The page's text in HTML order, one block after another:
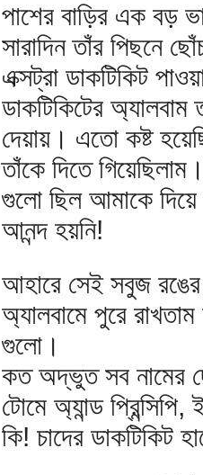
পাশের বাড়ির এক বড়
সারাদিন তাঁর পিছনে
এক্সট্রা ডাকটিকিট
ডাকটিকিটের অ্যালবাম
দেয়ায়। এতো কষ্ট
তাঁকে দিতে
গুলো ছিল আমাকে
আনন্দ হয়নি!
আহারে সেই সবুজ রঙের
অ্যালবামে পুরে
গুলো।
কত অদ্ভুত সব নামের
টোমে অ্যান্ড
কি! চাদের ডাকটিকিট